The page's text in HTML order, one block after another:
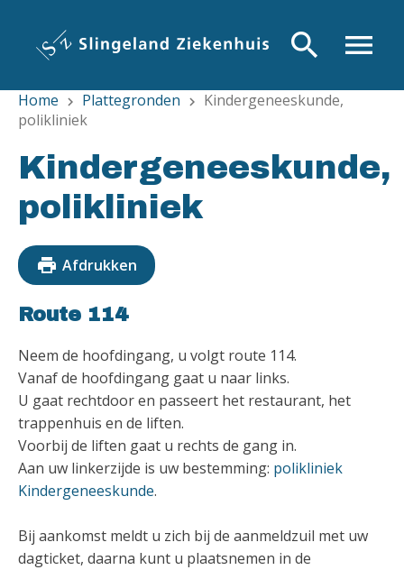
inhoud
gaan
menu
search
Home chevron_right Plattegronden chevron_right
Kindergeneeskunde,
polikliniek
Kindergeneeskunde,
polikliniek
print Afdrukken
Route 114
Neem de hoofdingang, u volgt route 114.
Vanaf de hoofdingang gaat u naar links.
U gaat rechtdoor en passeert het restaurant, het
trappenhuis en de liften.
Voorbij de liften gaat u rechts de gang in.
Aan uw linkerzijde is uw bestemming: polikliniek
Kindergeneeskunde.
Bij aankomst meldt u zich bij de aanmeldzuil met uw
dagticket, daarna kunt u plaatsnemen in de